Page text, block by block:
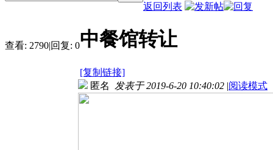
返回列表
查看: 2790|回复: 0中餐馆转让
[复制链接]
匿名 发表于 2019-6-20 10:40:02 |阅读模式